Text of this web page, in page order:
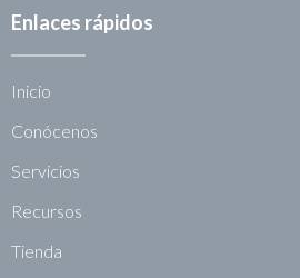
Enlaces rápidos
Inicio
Conócenos
Servicios
Recursos
Tienda